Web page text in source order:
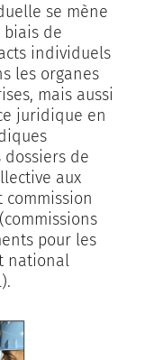
se mène
de
individuels
les organes
mais aussi
juridique en
dossiers de
aux
commission
pour les
national